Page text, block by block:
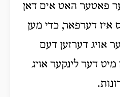
פאטער האט אים דאן
איז דערפאר, כדי מען
אויג דערזען דעם
מיט דער לינקער אויג